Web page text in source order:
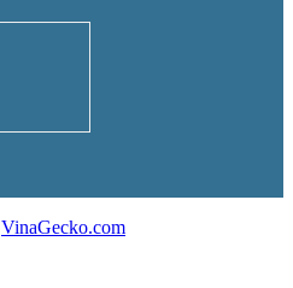
VinaGecko.com